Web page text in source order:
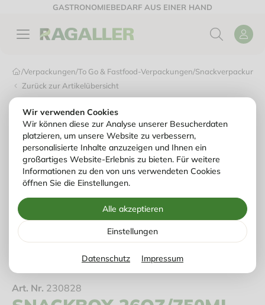
Wir verwenden Cookies
Wir können diese zur Analyse unserer Besucherdaten
platzieren, um unsere Website zu verbessern,
personalisierte Inhalte anzuzeigen und Ihnen ein
großartiges Website-Erlebnis zu bieten. Für weitere
Informationen zu den von uns verwendeten Cookies
öffnen Sie die Einstellungen.
Alle akzeptieren
Einstellungen
Datenschutz Impressum
GASTRONOMIEBEDARF AUS EINER HAND
/Verpackungen/To Go & Fastfood-Verpackungen/
Zurück zur Artikelübersicht
Art. Nr. 230828